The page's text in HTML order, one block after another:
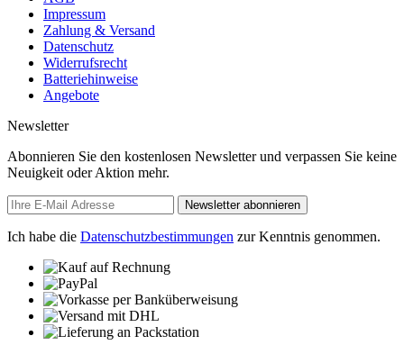
Impressum
Zahlung & Versand
Datenschutz
Widerrufsrecht
Batteriehinweise
Angebote
Newsletter
Abonnieren Sie den kostenlosen Newsletter und verpassen Sie keine
Neuigkeit oder Aktion mehr.
Newsletter abonnieren
Ich habe die Datenschutzbestimmungen zur Kenntnis genommen.